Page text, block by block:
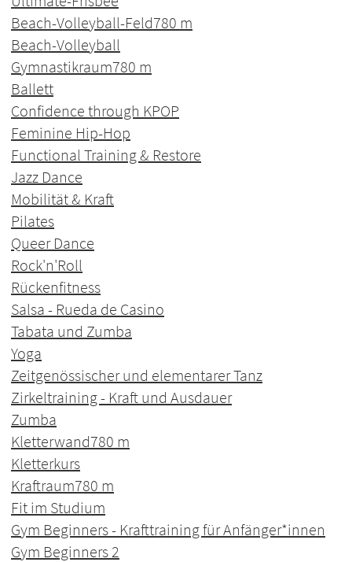
Beach-Volleyball-Feld780 m
Beach-Volleyball
Gymnastikraum780 m
Ballett
Confidence through KPOP
Feminine Hip-Hop
Functional Training & Restore
Jazz Dance
Mobilität & Kraft
Pilates
Queer Dance
Rock'n'Roll
Rückenfitness
Salsa - Rueda de Casino
Tabata und Zumba
Yoga
Zeitgenössischer und elementarer Tanz
Zirkeltraining - Kraft und Ausdauer
Zumba
Kletterwand780 m
Kletterkurs
Kraftraum780 m
Fit im Studium
Gym Beginners - Krafttraining für Anfänger*innen
Gym Beginners 2